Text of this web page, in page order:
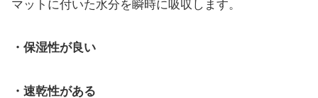
マットに付いた水分を瞬時に吸収します。
・保湿性が良い
・速乾性がある